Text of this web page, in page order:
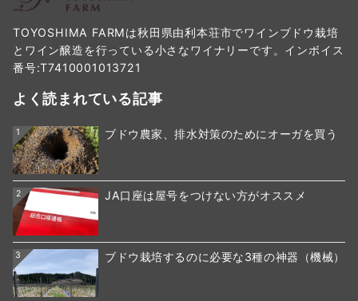
TOYOSHIMA FARMは秋田県由利本荘市でワインブドウ栽培
とワイン醸造を行っている小さなワイナリーです。インボイス
番号:T7410001013721
よく読まれている記事
1 ブドウ農家、排水対策のためにオーガを買う
2 JA口座は屋号をつけない方がオススメ
3 ブドウ栽培するのに必要な3種の神器（機械）